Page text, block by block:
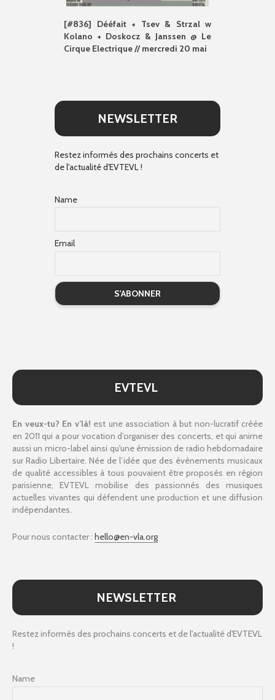
[#836] Dééfait + Tsev & Strzal w
Kolano + Doskocz & Janssen @ Le
Cirque Electrique // mercredi 20 mai
NEWSLETTER
Restez informés des prochains concerts et
de l'actualité d'EVTEVL !
Name
Email
EVTEVL
En veux-tu? En v’là! est une association à but non-lucratif créée
en 2011 qui a pour vocation d’organiser des concerts, et qui anime
aussi un micro-label ainsi qu'une émission de radio hebdomadaire
sur Radio Libertaire. Née de l’idée que des évènements musicaux
de qualité accessibles à tous pouvaient être proposés en région
parisienne, EVTEVL mobilise des passionnés des musiques
actuelles vivantes qui défendent une production et une diffusion
indépendantes.
Pour nous contacter : hello@en-vla.org
NEWSLETTER
Restez informés des prochains concerts et de l'actualité d'EVTEVL
!
Name